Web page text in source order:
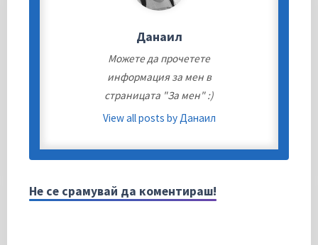
Данаил
Можете да прочетете
информация за мен в
страницата "За мен" :)
View all posts by Данаил
Не се срамувай да коментираш!